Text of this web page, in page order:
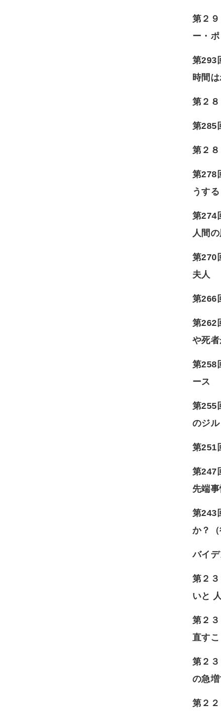
第２
ー・
第293
時間
第２
第285
第２
第278
うす
第274
人間
第270
夫人
第266
第262
や死
第258
ース
第255
のジ
第251
第247
先端
第243
か？
バイ
第２
いと
第２
直す
第２
の急
第２